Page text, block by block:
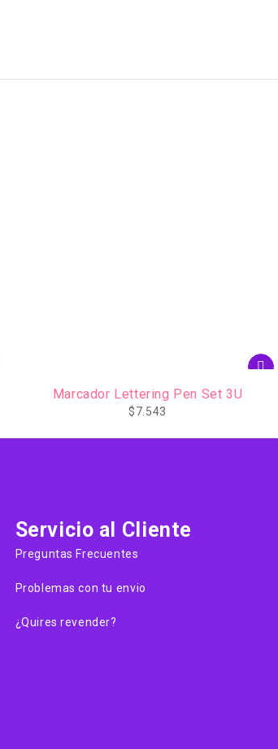
Marcador FRIXION FINELINER
Servicio al Cliente
Preguntas Frecuentes
Problemas con tu envio
¿Quires revender?